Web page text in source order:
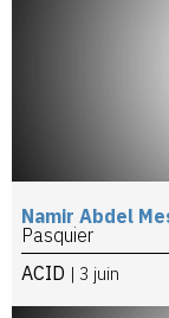
Namir Abdel
Pasquier
ACID | 3 juin